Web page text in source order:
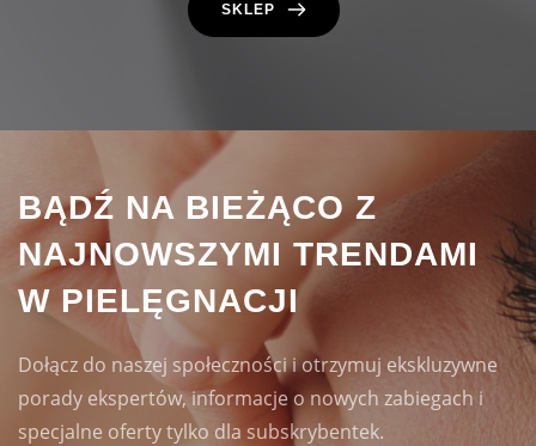
SKLEP
BĄDŹ NA BIEŻĄCO Z
NAJNOWSZYMI TRENDAMI
W PIELĘGNACJI
Dołącz do naszej społeczności i otrzymuj ekskluzywne
porady ekspertów, informacje o nowych zabiegach i
specjalne oferty tylko dla subskrybentek.